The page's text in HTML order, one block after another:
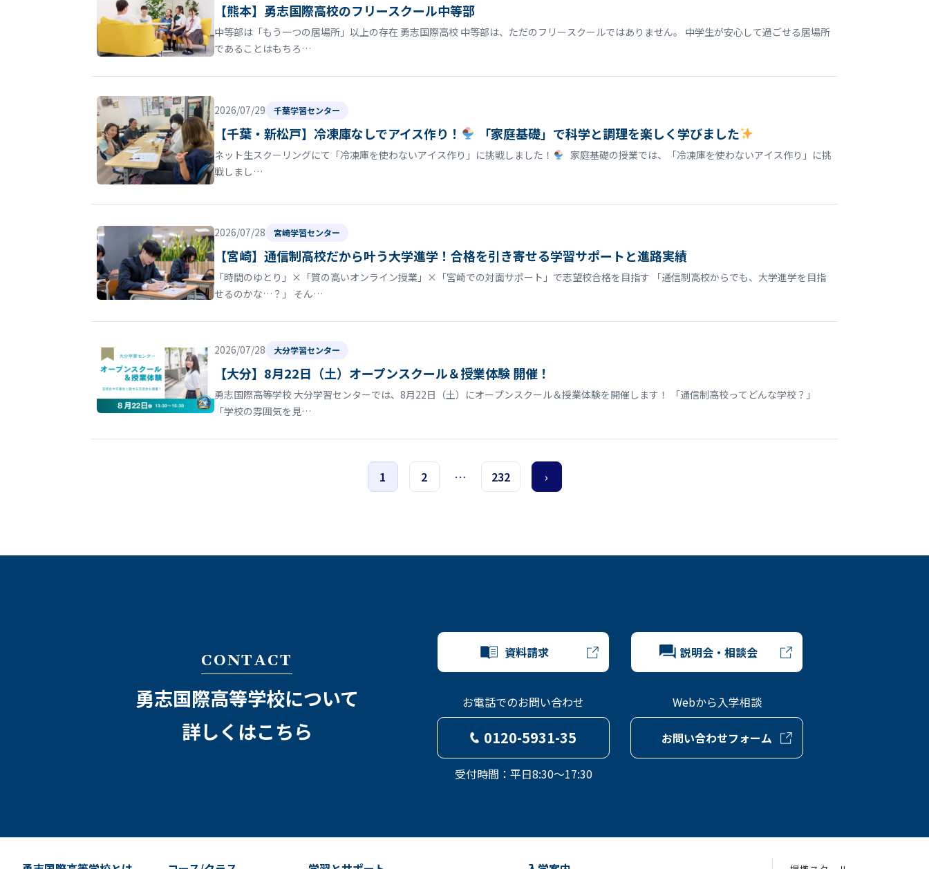
【熊本】勇志国際高校のフリースクール中等部
中等部は「もう一つの居場所」以上の存在 勇志国際高校 中等部は、ただのフリースクールではありません。 中学生が安心して過ごせる居場所
であることはもちろ…
2026/07/29 千葉学習センター
【千葉・新松戸】冷凍庫なしでアイス作り！ 「家庭基礎」で科学と調理を楽しく学びました
ネット生スクーリングにて「冷凍庫を使わないアイス作り」に挑戦しました！
家庭基礎の授業では、「冷凍庫を使わないアイス作り」に挑
戦しまし…
2026/07/28 宮崎学習センター
【宮崎】通信制高校だから叶う大学進学！合格を引き寄せる学習サポートと進路実績
「時間のゆとり」×「質の高いオンライン授業」×「宮崎での対面サポート」で志望校合格を目指す 「通信制高校からでも、大学進学を目指
せるのかな…？」 そん…
2026/07/28 大分学習センター
【大分】8月22日（土）オープンスクール＆授業体験 開催！
勇志国際高等学校 大分学習センターでは、8月22日（土）にオープンスクール＆授業体験を開催します！ 「通信制高校ってどんな学校？」
「学校の雰囲気を見…
1 2 … 232 ›
CONTACT
勇志国際高等学校について
詳しくはこちら
資料請求 説明会・相談会
お電話でのお問い合わせ
0120-5931-35
受付時間：平日8:30～17:30
Webから入学相談
お問い合わせフォーム